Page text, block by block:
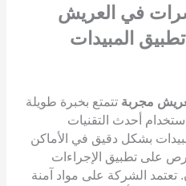
في العريش
المبيدات
مجربة تتمتع بخبرة طويلة
أحدث التقنيات
بشكل دقيق في الأماكن
على تطبيق الإجراءات
تعتمد الشركة على مواد آمنة